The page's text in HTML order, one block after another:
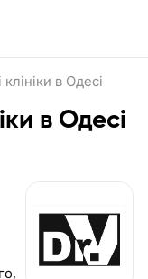
в Одесі
в Одесі